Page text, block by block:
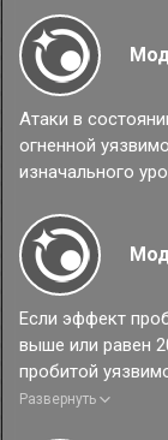
Атаки в
огненной
изначального
Если эффект
выше или равен
пробитой
преобразуется в
Развернуть